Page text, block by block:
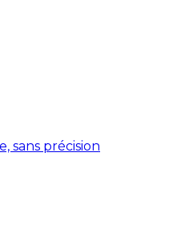
sans précision